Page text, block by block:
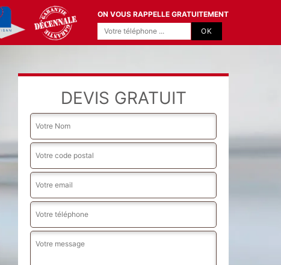
ON VOUS RAPPELLE GRATUITEMENT
DEVIS GRATUIT